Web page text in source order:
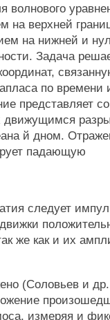
на верхней
на нижней и
Задача
по времени
представляет
движущимся
й дном.
падающую
следует
же как и их
(Соловьев и
измеряя и